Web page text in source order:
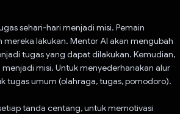
sehari-hari menjadi misi. Pemain
lakukan. Mentor AI akan mengubah
tugas yang dapat dilakukan. Kemudian,
misi. Untuk menyederhanakan alur
tugas umum (olahraga, tugas, pomodoro).
tanda centang, untuk memotivasi